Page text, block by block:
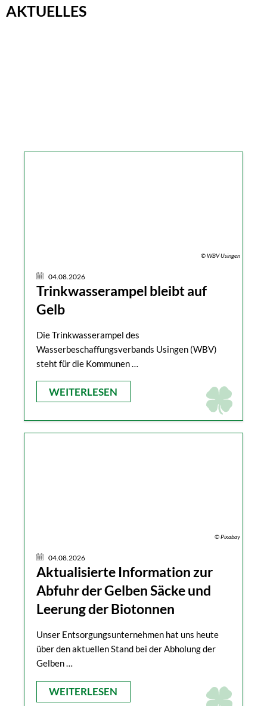
AKTUELLES
© WBV Usingen
04.08.2026
Trinkwasserampel bleibt auf
Gelb
Die Trinkwasserampel des
Wasserbeschaffungsverbands Usingen (WBV)
steht für die Kommunen …
WEITERLESEN
© Pixabay
04.08.2026
Aktualisierte Information zur
Abfuhr der Gelben Säcke und
Leerung der Biotonnen
Unser Entsorgungsunternehmen hat uns heute
über den aktuellen Stand bei der Abholung der
Gelben …
WEITERLESEN